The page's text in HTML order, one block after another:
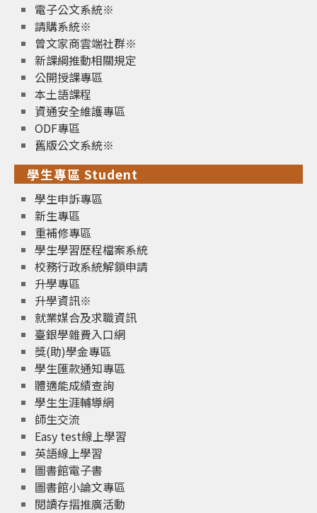
電子公文系統※
請購系統※
曾文家商雲端社群※
新課綱推動相關規定
公開授課專區
本土語課程
資通安全維護專區
ODF專區
舊版公文系統※
學生專區 Student
學生申訴專區
新生專區
重補修專區
學生學習歷程檔案系統
校務行政系統解鎖申請
升學專區
升學資訊※
就業媒合及求職資訊
臺銀學雜費入口網
獎(助)學金專區
學生匯款通知專區
體適能成績查詢
學生生涯輔導網
師生交流
Easy test線上學習
英語線上學習
圖書館電子書
圖書館小論文專區
閱讀存摺推廣活動